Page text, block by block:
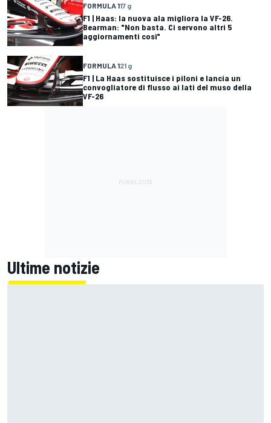
FORMULA 117 g
F1 | Haas: la nuova ala migliora la VF-26.
Bearman: "Non basta. Ci servono altri 5
aggiornamenti così"
FORMULA 121 g
F1 | La Haas sostituisce i piloni e lancia un
convogliatore di flusso ai lati del muso della
VF-26
Ultime notizie